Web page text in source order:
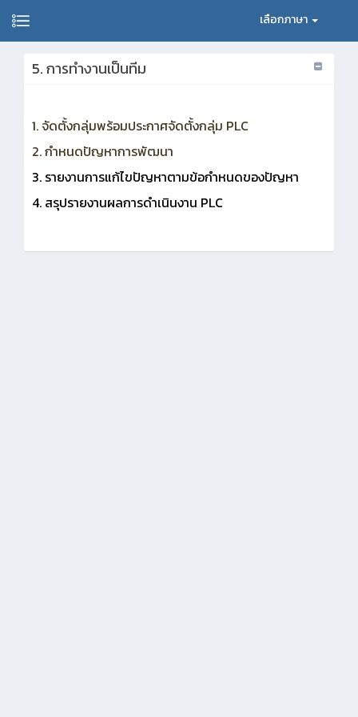
เลือกภาษา
5. การทำงานเป็นทีม
1. จัดตั้งกลุ่มพร้อมประกาศจัดตั้งกลุ่ม PLC
2. กำหนดปัญหาการพัฒนา
3. รายงานการแก้ไขปัญหาตามข้อกำหนดของปัญหา
4. สรุปรายงานผลการดำเนินงาน PLC